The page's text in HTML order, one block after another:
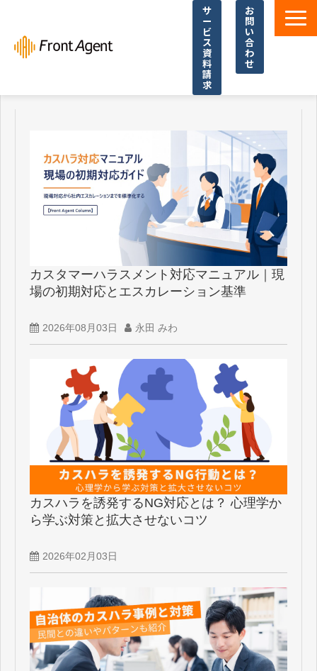
サ
ー
ビ
ス
資
料
請
求
お
問
い
合
わ
せ
イベント・セミナー
お役立ち資料一覧
お役立ち記事・コラム
カスタマーハラスメント対応マニュアル｜現
場の初期対応とエスカレーション基準
2026年08月03日 永田 みわ
カスハラを誘発するNG対応とは？ 心理学か
ら学ぶ対策と拡大させないコツ
2026年02月03日